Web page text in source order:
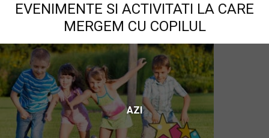
EVENIMENTE SI ACTIVITATI LA CARE
MERGEM CU COPILUL
AZI